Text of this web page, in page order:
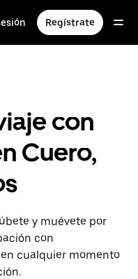
Regístrate
con
Cuero,
y muévete por
con
en cualquier momento